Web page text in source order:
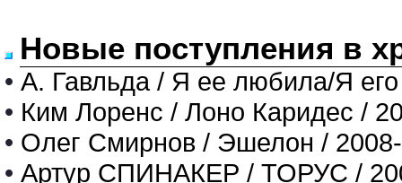
Новые поступления в
• А. Гавльда / Я ее любила/Я
• Ким Лоренс / Лоно Каридес /
• Олег Смирнов / Эшелон /
• Артур СПИНАКЕР / ТОРУС /